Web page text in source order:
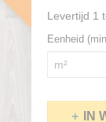
Levertijd 1
Eenheid
IN